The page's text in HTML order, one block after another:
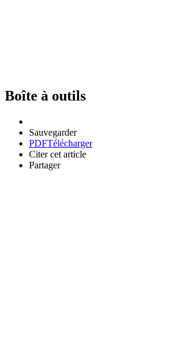
Boîte à outils
Sauvegarder
PDFTélécharger
Citer cet article
Partager